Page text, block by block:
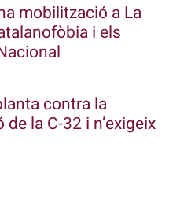
mobilització a La
i els
contra la
la C-32 i n’exigeix